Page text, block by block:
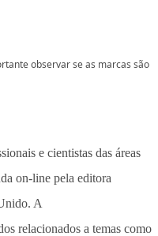
observar se as marcas são
e cientistas das áreas
on-line pela editora
A
relacionados a temas como